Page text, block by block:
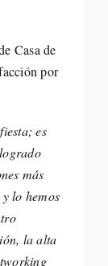
Casa de
por
es
más
lo hemos
la alta